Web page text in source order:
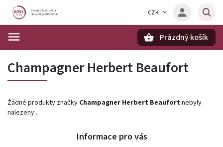
CZK
Prázdný košík
Champagner Herbert Beaufort
Žádné produkty značky Champagner Herbert Beaufortnebyly
nalezeny...
Informace pro vás